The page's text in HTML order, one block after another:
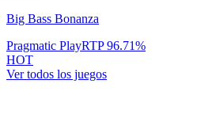
Big Bass Bonanza
Pragmatic PlayRTP96.71%
HOT
Ver todos los juegos